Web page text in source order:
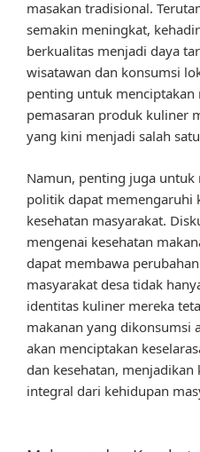
masakan tradisional.
semakin meningkat,
berkualitas menjadi daya
wisatawan dan konsumsi
penting untuk
pemasaran produk kuliner
yang kini menjadi salah
Namun, penting juga
politik dapat memengaruhi
kesehatan masyarakat.
mengenai kesehatan
dapat membawa
masyarakat desa tidak
identitas kuliner mereka
makanan yang dikonsumsi
akan menciptakan
dan kesehatan,
integral dari kehidupan